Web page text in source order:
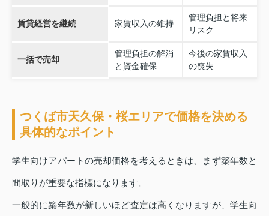
賃貸経営を継続 家賃収入の維持
管理負担と将来
リスク
一括で売却
管理負担の解消
と資金確保
今後の家賃収入
の喪失
つくば市天久保・桜エリアで価格を決める
具体的なポイント
学生向けアパートの売却価格を考えるときは、まず築年数と
間取りが重要な指標になります。
一般的に築年数が新しいほど査定は高くなりますが、学生向